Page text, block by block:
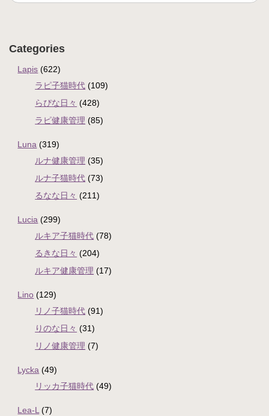
Categories
Lapis (622)
ラピ子猫時代 (109)
らぴな日々 (428)
ラピ健康管理 (85)
Luna (319)
ルナ健康管理 (35)
ルナ子猫時代 (73)
るなな日々 (211)
Lucia (299)
ルキア子猫時代 (78)
るきな日々 (204)
ルキア健康管理 (17)
Lino (129)
リノ子猫時代 (91)
りのな日々 (31)
リノ健康管理 (7)
Lycka (49)
リッカ子猫時代 (49)
Lea-L(7)